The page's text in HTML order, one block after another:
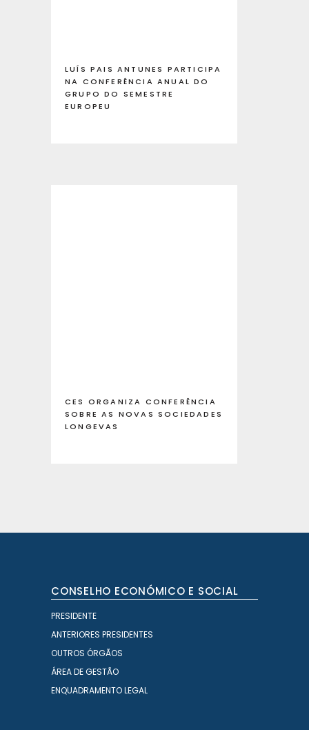
LUÍS PAIS ANTUNES PARTICIPA
NA CONFERÊNCIA ANUAL DO
GRUPO DO SEMESTRE
EUROPEU
CES ORGANIZA CONFERÊNCIA
SOBRE AS NOVAS SOCIEDADES
LONGEVAS
CONSELHO ECONÓMICO E SOCIAL
PRESIDENTE
ANTERIORES PRESIDENTES
OUTROS ÓRGÃOS
ÁREA DE GESTÃO
ENQUADRAMENTO LEGAL